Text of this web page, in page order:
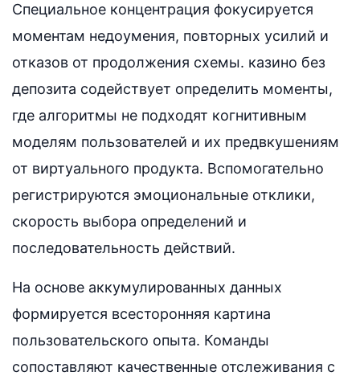
Специальное концентрация фокусируется
моментам недоумения, повторных усилий и
отказов от продолжения схемы. казино без
депозита содействует определить моменты,
где алгоритмы не подходят когнитивным
моделям пользователей и их предвкушениям
от виртуального продукта. Вспомогательно
регистрируются эмоциональные отклики,
скорость выбора определений и
последовательность действий.
На основе аккумулированных данных
формируется всесторонняя картина
пользовательского опыта. Команды
сопоставляют качественные отслеживания с